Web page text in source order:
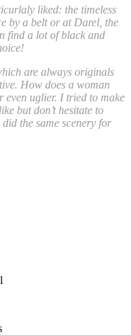
liked: the timeless
by a belt or at Darel, the
find a lot of black and
are always originals
How does a woman
even uglier. I tried to make
but don’t hesitate to
the same scenery for